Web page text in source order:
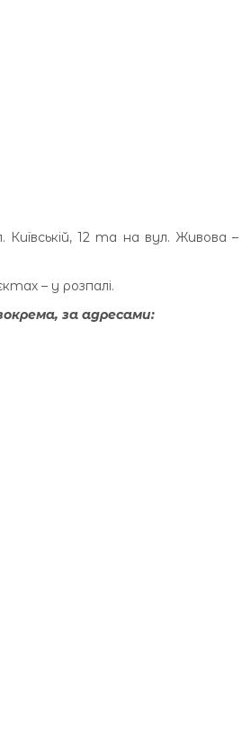
Київській, 12 та на вул. Живова –
– у розпалі.
за адресами: